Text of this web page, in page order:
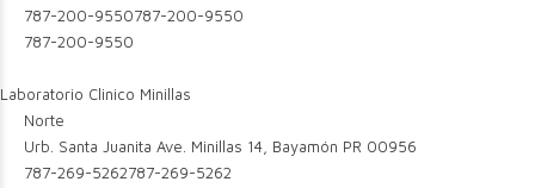
787-200-9550787-200-9550
787-200-9550
Laboratorio Clinico Minillas
Norte
Urb. Santa Juanita Ave. Minillas 14, Bayamón PR 00956
787-269-5262787-269-5262